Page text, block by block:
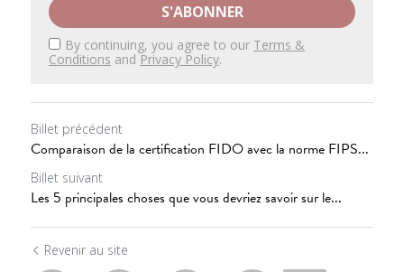
S'ABONNER
By continuing, you agree to our Terms &
Conditions andPrivacy Policy.
Billet précédent
Comparaison de la certification FIDO avec la norme FIPS...
Billet suivant
Les 5 principales choses que vous devriez savoir sur le...
Revenir au site